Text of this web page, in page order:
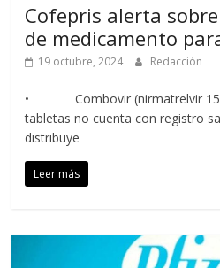
Cofepris alerta
de medicamento
19 octubre, 2024 Redacción
• Combovir (nirmatrelvir 150
tabletas no cuenta con registro
distribuye
Leer más